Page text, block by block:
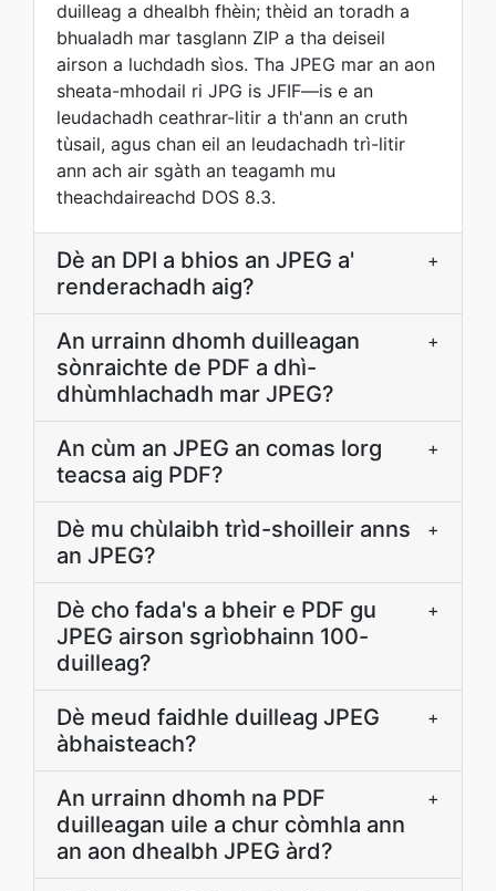
duilleag a dhealbh fhèin; thèid an toradh a
bhualadh mar tasglann ZIP a tha deiseil
airson a luchdadh sìos. Tha JPEG mar an aon
sheata-mhodail ri JPG is JFIF—is e an
leudachadh ceathrar-litir a th'ann an cruth
tùsail, agus chan eil an leudachadh trì-litir
ann ach air sgàth an teagamh mu
theachdaireachd DOS 8.3.
Dè an DPI a bhios an JPEG a'
renderachadh aig?
+
An urrainn dhomh duilleagan
sònraichte de PDF a dhì-
dhùmhlachadh mar JPEG?
+
An cùm an JPEG an comas lorg
teacsa aig PDF?
+
Dè mu chùlaibh trìd-shoilleir anns
an JPEG?
+
Dè cho fada's a bheir e PDF gu
JPEG airson sgrìobhainn 100-
duilleag?
+
Dè meud faidhle duilleag JPEG
àbhaisteach?
+
An urrainn dhomh na PDF
duilleagan uile a chur còmhla ann
an aon dhealbh JPEG àrd?
+